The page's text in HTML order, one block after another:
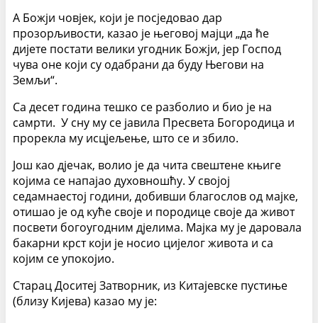
А Божји човјек, који је посједовао дар
прозорљивости, казао је његовој мајци „да ће
дијете постати велики угодник Божји, јер Господ
чува оне који су одабрани да буду Његови на
Земљи“.
Са десет година тешко се разболио и био је на
самрти. У сну му се јавила Пресвета Богородица и
прорекла му исцјељење, што се и збило.
Још као дјечак, волио је да чита свештене књиге
којима се напајао духовношћу. У својој
седамнаестој години, добивши благослов од мајке,
отишао је од куће своје и породице своје да живот
посвети богоугодним дјелима. Мајка му је даровала
бакарни крст који је носио цијелог живота и са
којим се упокојио.
Старац Доситеј Затворник, из Китајевске пустиње
(близу Кијева) казао му је: